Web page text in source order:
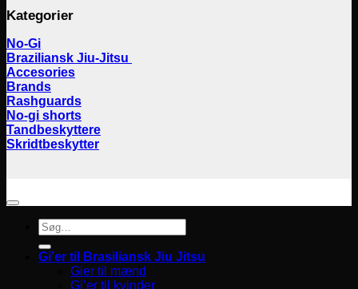
Kategorier
No-Gi
Braziliansk Jiu-Jitsu
Accesories
Brands
Rashguards
No-gi shorts
Tandbeskyttere
Skridtbeskytter
Søg
efter:
Gi’er til Brasiliansk Jiu Jitsu
Gier til mænd
Gi’er til kvinder